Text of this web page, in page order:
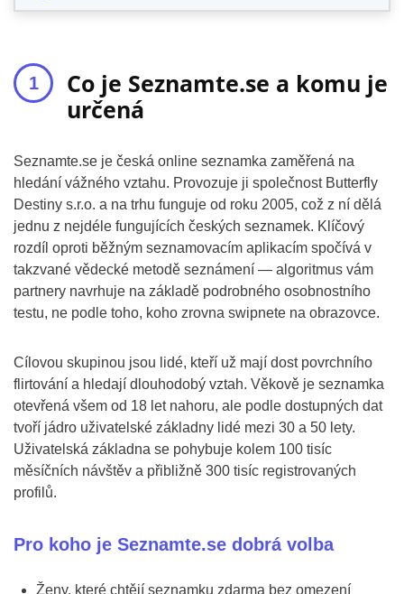
Co je Seznamte.se a komu je
určená
Seznamte.se je česká online seznamka zaměřená na
hledání vážného vztahu. Provozuje ji společnost Butterfly
Destiny s.r.o. a na trhu funguje od roku 2005, což z ní dělá
jednu z nejdéle fungujících českých seznamek. Klíčový
rozdíl oproti běžným seznamovacím aplikacím spočívá v
takzvané vědecké metodě seznámení — algoritmus vám
partnery navrhuje na základě podrobného osobnostního
testu, ne podle toho, koho zrovna swipnete na obrazovce.
Cílovou skupinou jsou lidé, kteří už mají dost povrchního
flirtování a hledají dlouhodobý vztah. Věkově je seznamka
otevřená všem od 18 let nahoru, ale podle dostupných dat
tvoří jádro uživatelské základny lidé mezi 30 a 50 lety.
Uživatelská základna se pohybuje kolem 100 tisíc
měsíčních návštěv a přibližně 300 tisíc registrovaných
profilů.
Pro koho je Seznamte.se dobrá volba
Ženy, které chtějí seznamku zdarma bez omezení